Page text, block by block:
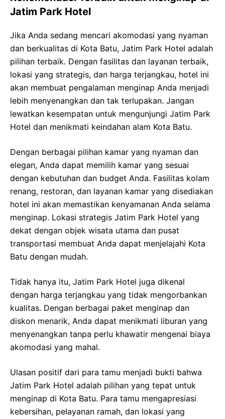
Jatim Park Hotel
Jika Anda sedang mencari akomodasi yang nyaman
dan berkualitas di Kota Batu, Jatim Park Hotel adalah
pilihan terbaik. Dengan fasilitas dan layanan terbaik,
lokasi yang strategis, dan harga terjangkau, hotel ini
akan membuat pengalaman menginap Anda menjadi
lebih menyenangkan dan tak terlupakan. Jangan
lewatkan kesempatan untuk mengunjungi Jatim Park
Hotel dan menikmati keindahan alam Kota Batu.
Dengan berbagai pilihan kamar yang nyaman dan
elegan, Anda dapat memilih kamar yang sesuai
dengan kebutuhan dan budget Anda. Fasilitas kolam
renang, restoran, dan layanan kamar yang disediakan
hotel ini akan memastikan kenyamanan Anda selama
menginap. Lokasi strategis Jatim Park Hotel yang
dekat dengan objek wisata utama dan pusat
transportasi membuat Anda dapat menjelajahi Kota
Batu dengan mudah.
Tidak hanya itu, Jatim Park Hotel juga dikenal
dengan harga terjangkau yang tidak mengorbankan
kualitas. Dengan berbagai paket menginap dan
diskon menarik, Anda dapat menikmati liburan yang
menyenangkan tanpa perlu khawatir mengenai biaya
akomodasi yang mahal.
Ulasan positif dari para tamu menjadi bukti bahwa
Jatim Park Hotel adalah pilihan yang tepat untuk
menginap di Kota Batu. Para tamu mengapresiasi
kebersihan, pelayanan ramah, dan lokasi yang